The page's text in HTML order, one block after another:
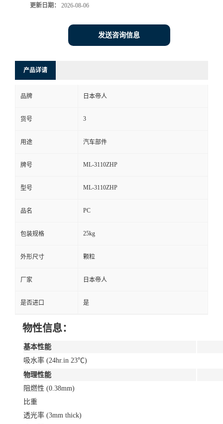
更新日期： 2026-08-06
发送咨询信息
产品详请
品牌 日本帝人
货号 3
用途 汽车部件
牌号 ML-3110ZHP
型号 ML-3110ZHP
品名 PC
包装规格 25kg
外形尺寸 颗粒
厂家 日本帝人
是否进口 是
物性信息：
基本性能
吸水率 (24hr.in 23℃)
物理性能
阻燃性 (0.38mm)
比重
透光率 (3mm thick)